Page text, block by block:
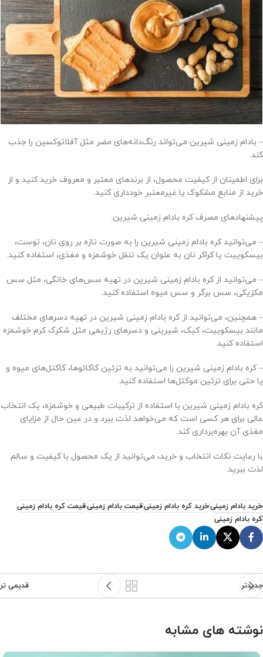
– بادام زمینی شیرین می‌تواند رنگ‌دانه‌های مضر مثل آفلاتوکسین را جذب
کند.
برای اطمینان از کیفیت محصول، از برندهای معتبر و معروف خرید کنید و از
خرید از منابع مشکوک یا غیرمعتبر خودداری کنید.
پیشنهاد‌های مصرف کره بادام زمینی شیرین:
– می‌توانید کره بادام زمینی شیرین را به صورت تازه بر روی نان، توست،
بیسکوییت یا کراکر نان به عنوان یک تنقل خوشمزه و مغذی، استفاده کنید.
– می‌توانید از کره بادام زمینی شیرین در تهیه سس‌های خانگی، مثل سس
مکزیکی، سس برگر و سس میوه استفاده کنید.
– همچنین، می‌توانید از کره بادام زمینی شیرین در تهیه دسرهای مختلف
مانند بیسکوییت، کیک، شیرینی و دسرهای رژیمی مثل شکرک کرم خوشمزه
استفاده کنید.
– کره بادام زمینی شیرین را می‌توانید به تزئین کاکائوها، کاکتل‌های میوه و
یا حتی برای تزئین موکتل‌ها استفاده کنید.
کره بادام زمینی شیرین با استفاده از ترکیبات طبیعی و خوشمزه، یک انتخاب
عالی برای هر کسی است که می‌خواهد لذت ببرد و در عین حال از مزایای
مغذی آن بهره‌برداری کند.
با رعایت نکات انتخاب و خرید، می‌توانید از یک محصول با کیفیت و سالم
لذت ببرید.
خرید بادام زمینیخرید کره بادام زمینیقیمت بادام زمینیقیمت کره بادام زمینی
کره بادام زمینی
جدیدتر قدیمی تر
نوشته های مشابه